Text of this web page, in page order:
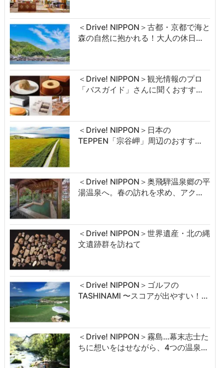
＜Drive! NIPPON＞古都・京都で海と
森の自然に抱かれる！大人の休日…
＜Drive! NIPPON＞観光情報のプロ
「バスガイド」さんに聞くおすす…
＜Drive! NIPPON＞日本の
TEPPEN「宗谷岬」周辺のおすす…
＜Drive! NIPPON＞奥飛騨温泉郷の平
湯温泉へ。春の訪れを求め、アク…
＜Drive! NIPPON＞世界遺産・北の縄
文遺跡群を訪ねて
＜Drive! NIPPON＞ゴルフの
TASHINAMI 〜スコアが出やすい！…
＜Drive! NIPPON＞霧島…幕末志士た
ちに想いをはせながら、4つの温泉…